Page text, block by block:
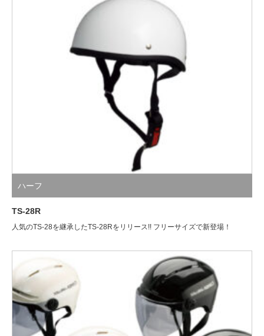
ハーフ
TS-28R
人気のTS-28を継承したTS-28Rをリリース!! フリーサイズで新登場！